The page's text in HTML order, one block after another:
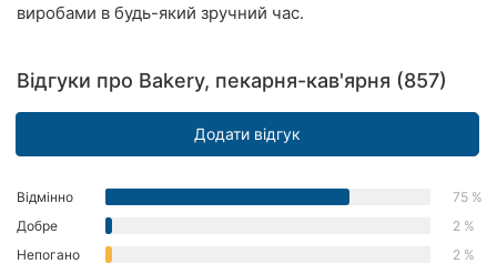
Харків
Запоріжжя
Дніпро
Ріг
виробами в будь-який зручний час.
Відгуки про Bakery, пекарня-кав'ярня (857)
Додати відгук
Відмінно
75 %
Добре
2 %
Непогано
2 %